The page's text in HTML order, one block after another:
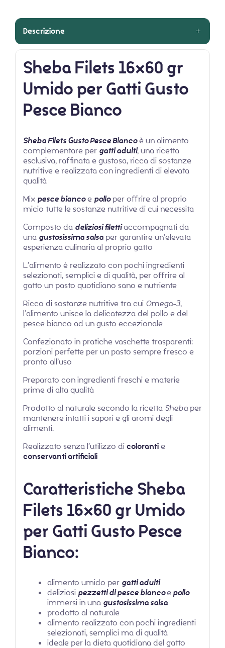
Descrizione
Sheba Filets 16×60 gr
Umido per Gatti Gusto
Pesce Bianco
Sheba Filets Gusto Pesce Biancoè un alimento
complementare per gatti adulti, una ricetta
esclusiva, raffinata e gustosa, ricca di sostanze
nutritive e realizzata con ingredienti di elevata
qualità
Mix pesce biancoe polloper offrire al proprio
micio tutte le sostanze nutritive di cui necessita
Composto da deliziosi filettiaccompagnati da
una gustosissima salsaper garantire un’elevata
esperienza culinaria al proprio gatto
L’alimento è realizzato con pochi ingredienti
selezionati, semplici e di qualità, per offrire al
gatto un pasto quotidiano sano e nutriente
Ricco di sostanze nutritive tra cui Omega-3,
l’alimento unisce la delicatezza del pollo e del
pesce bianco ad un gusto eccezionale
Confezionato in pratiche vaschette trasparenti:
porzioni perfette per un pasto sempre fresco e
pronto all’uso
Preparato con ingredienti freschi e materie
prime di alta qualità
Prodotto al naturale secondo la ricetta Shebaper
mantenere intatti i sapori e gli aromi degli
alimenti.
Realizzato senza l’utilizzo dicolorantie
conservanti artificiali
Caratteristiche Sheba
Filets 16×60 gr Umido
per Gatti Gusto Pesce
Bianco:
alimento umido per gatti adulti
deliziosi pezzetti di pesce biancoe pollo
immersi in una gustosissima salsa
prodotto al naturale
alimento realizzato con pochi ingredienti
selezionati, semplici ma di qualità
ideale per la dieta quotidiana del gatto